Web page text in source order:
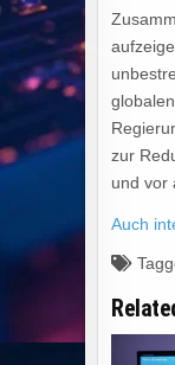
zur
und vor
Auch